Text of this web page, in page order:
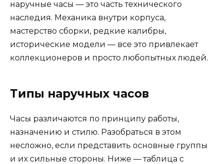
наручные часы — это часть технического
наследия. Механика внутри корпуса,
мастерство сборки, редкие калибры,
исторические модели — все это привлекает
коллекционеров и просто любопытных людей.
Типы наручных часов
Часы различаются по принципу работы,
назначению и стилю. Разобраться в этом
несложно, если представить основные группы
и их сильные стороны. Ниже — таблица с